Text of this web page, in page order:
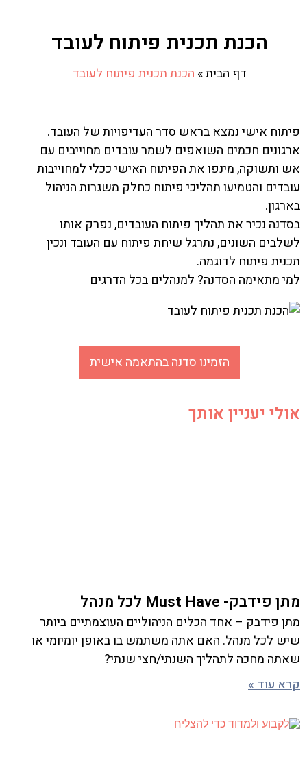
הכנת תכנית פיתוח לעובד
דף הבית» הכנת תכנית פיתוח לעובד
פיתוח אישי נמצא בראש סדר העדיפויות של העובד.
ארגונים חכמים השואפים לשמר עובדים מחוייבים עם
אש ותשוקה, מינפו את הפיתוח האישי ככלי למחוייבות
עובדים והטמיעו תהליכי פיתוח כחלק משגרות הניהול
בארגון.
בסדנה נכיר את תהליך פיתוח העובדים, נפרק אותו
לשלבים השונים, נתרגל שיחת פיתוח עם העובד ונכין
תכנית פיתוח לדוגמה.
למי מתאימה הסדנה? למנהלים בכל הדרגים
הזמינו סדנה בהתאמה אישית
אולי יעניין אותך
מתן פידבק- Must Have לכל מנהל
מתן פידבק – אחד הכלים הניהוליים העוצמתיים ביותר
שיש לכל מנהל. האם אתה משתמש בו באופן יומיומי או
שאתה מחכה לתהליך השנתי/חצי שנתי?
קרא עוד »